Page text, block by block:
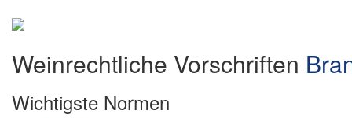
Weinrechtliche Vorschriften
Wichtigste Normen